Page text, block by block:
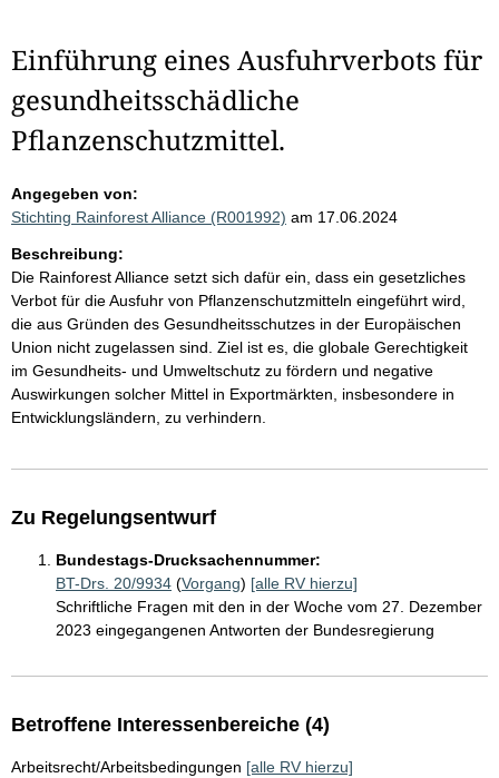
Einführung eines Ausfuhrverbots für
gesundheitsschädliche
Pflanzenschutzmittel.
Angegeben von:
Stichting Rainforest Alliance (R001992) am 17.06.2024
Beschreibung:
Die Rainforest Alliance setzt sich dafür ein, dass ein gesetzliches
Verbot für die Ausfuhr von Pflanzenschutzmitteln eingeführt wird,
die aus Gründen des Gesundheitsschutzes in der Europäischen
Union nicht zugelassen sind. Ziel ist es, die globale Gerechtigkeit
im Gesundheits- und Umweltschutz zu fördern und negative
Auswirkungen solcher Mittel in Exportmärkten, insbesondere in
Entwicklungsländern, zu verhindern.
Zu Regelungsentwurf
Bundestags-Drucksachennummer:
BT-Drs. 20/9934 (Vorgang) [alle RV hierzu]
Schriftliche Fragen mit den in der Woche vom 27. Dezember
2023 eingegangenen Antworten der Bundesregierung
Betroffene Interessenbereiche (4)
Arbeitsrecht/Arbeitsbedingungen [alle RV hierzu]